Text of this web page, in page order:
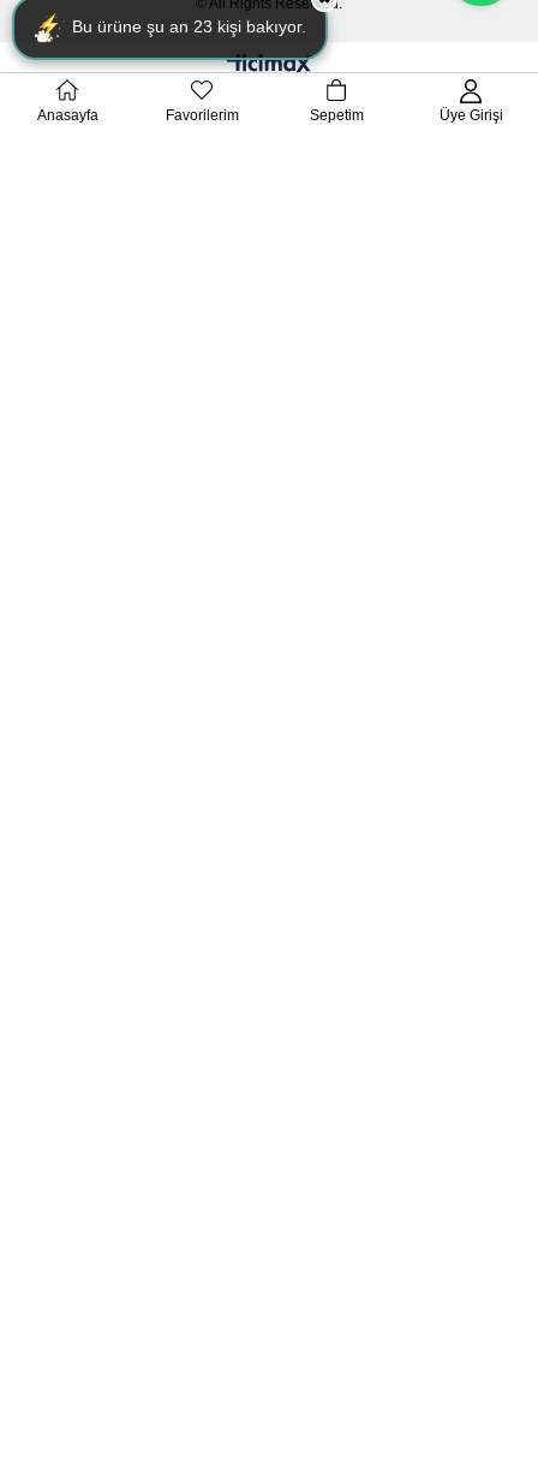
© All Rights Reserved.
Anasayfa Favorilerim Sepetim Üye Girişi
Bu ürüne şu an 23 kişi bakıyor.